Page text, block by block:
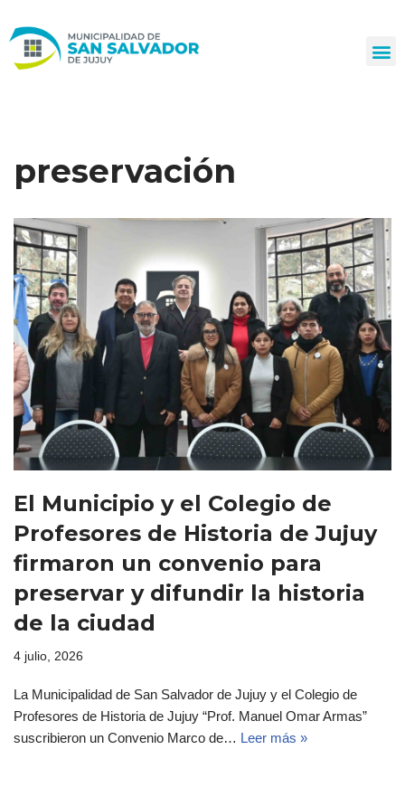
al
preservación
El Municipio y el Colegio de
Profesores de Historia de Jujuy
firmaron un convenio para
preservar y difundir la historia
de la ciudad
4 julio, 2026
La Municipalidad de San Salvador de Jujuy y el Colegio de
Profesores de Historia de Jujuy “Prof. Manuel Omar Armas”
suscribieron un Convenio Marco de… Leer más »